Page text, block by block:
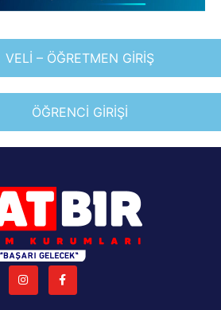
VELİ – ÖĞRETMEN GİRİŞ
ÖĞRENCİ GİRİŞİ